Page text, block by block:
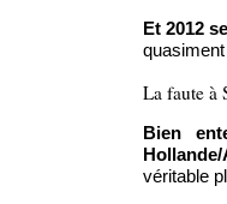
Et 2012
La faute à
Bien
véritable